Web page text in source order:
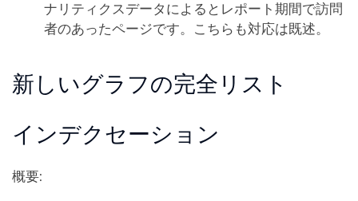
ナリティクスデータによるとレポート期間で訪問
者のあったページです。こちらも対応は既述。
新しいグラフの完全リスト
インデクセーション
概要: